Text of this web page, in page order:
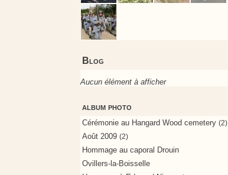
Blog
Aucun élément à afficher
album photo
Cérémonie au Hangard Wood cemetery (2)
Août 2009 (2)
Hommage au caporal Drouin
Ovillers-la-Boisselle